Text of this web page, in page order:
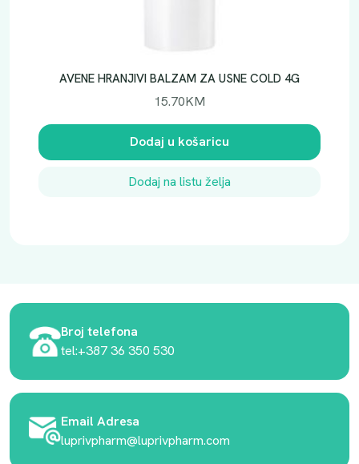
AVENE HRANJIVI BALZAM ZA USNE COLD 4G
15.70KM
Dodaj u košaricu
Dodaj na listu želja
Broj telefona
tel:+387 36 350 530
Email Adresa
luprivpharm@luprivpharm.com